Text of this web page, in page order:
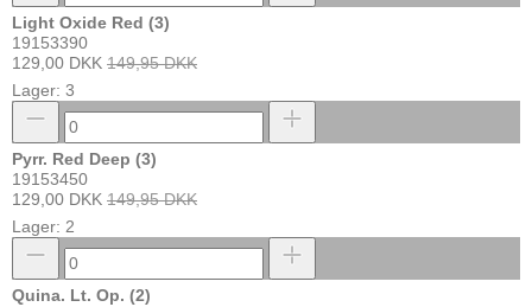
Light Oxide Red (3)
19153390
129,00 DKK 149,95 DKK
Lager: 3
Pyrr. Red Deep (3)
19153450
129,00 DKK 149,95 DKK
Lager: 2
Quina. Lt. Op. (2)